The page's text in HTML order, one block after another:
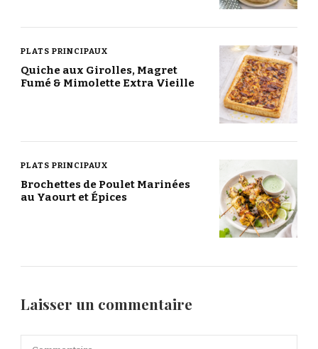
PLATS PRINCIPAUX
Quiche aux Girolles, Magret
Fumé & Mimolette Extra Vieille
PLATS PRINCIPAUX
Brochettes de Poulet Marinées
au Yaourt et Épices
Laisser un commentaire